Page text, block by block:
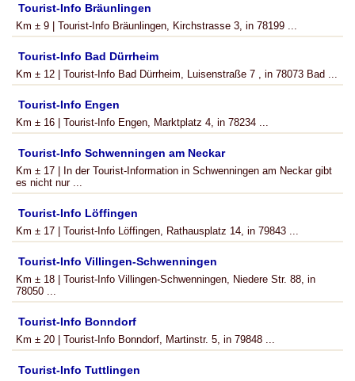
Tourist-Info Bräunlingen
Km ± 9 | Tourist-Info Bräunlingen, Kirchstrasse 3, in 78199 ...
Tourist-Info Bad Dürrheim
Km ± 12 | Tourist-Info Bad Dürrheim, Luisenstraße 7 , in 78073 Bad ...
Tourist-Info Engen
Km ± 16 | Tourist-Info Engen, Marktplatz 4, in 78234 ...
Tourist-Info Schwenningen am Neckar
Km ± 17 | In der Tourist-Information in Schwenningen am Neckar gibt
es nicht nur ...
Tourist-Info Löffingen
Km ± 17 | Tourist-Info Löffingen, Rathausplatz 14, in 79843 ...
Tourist-Info Villingen-Schwenningen
Km ± 18 | Tourist-Info Villingen-Schwenningen, Niedere Str. 88, in
78050 ...
Tourist-Info Bonndorf
Km ± 20 | Tourist-Info Bonndorf, Martinstr. 5, in 79848 ...
Tourist-Info Tuttlingen